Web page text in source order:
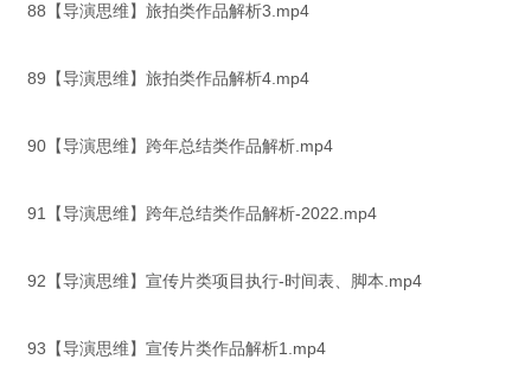
88【导演思维】旅拍类作品解析3.mp4
89【导演思维】旅拍类作品解析4.mp4
90【导演思维】跨年总结类作品解析.mp4
91【导演思维】跨年总结类作品解析-2022.mp4
92【导演思维】宣传片类项目执行-时间表、脚本.mp4
93【导演思维】宣传片类作品解析1.mp4